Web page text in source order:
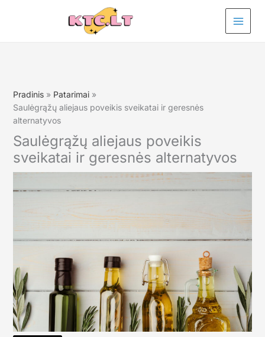
Pradinis
Patarimai
Saulėgrąžų aliejaus poveikis sveikatai ir geresnės
alternatyvos
Saulėgrąžų aliejaus poveikis
sveikatai ir geresnės alternatyvos